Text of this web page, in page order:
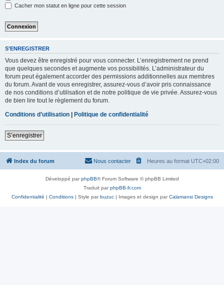
Cacher mon statut en ligne pour cette session
S’ENREGISTRER
Vous devez être enregistré pour vous connecter. L’enregistrement ne prend
que quelques secondes et augmente vos possibilités. L’administrateur du
forum peut également accorder des permissions additionnelles aux membres
du forum. Avant de vous enregistrer, assurez-vous d’avoir pris connaissance
de nos conditions d’utilisation et de notre politique de vie privée. Assurez-vous
de bien lire tout le règlement du forum.
Conditions d’utilisation | Politique de confidentialité
S’enregistrer
Index du forum Heures au format UTC+02:00
Nous contacter
Développé parphpBB® Forum Software © phpBB Limited
Traduit parphpBB-fr.com
Confidentialité | Conditions| Style parbuzuc| Images et design parCalamansi Designs